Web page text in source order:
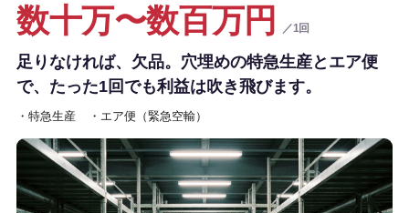
数十万〜数百万円 ／1回
足りなければ、欠品。穴埋めの特急生産とエア便
で、たった1回でも利益は吹き飛びます。
・特急生産 ・エア便（緊急空輸）